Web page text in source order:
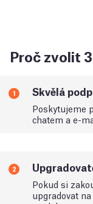
Proč zvolit
1 Skvělá
Poskytujeme
chatem a e-
2
Pokud si
upgradovat